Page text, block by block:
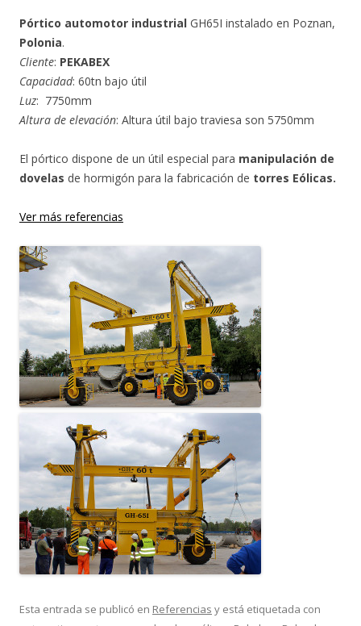
Pórtico automotor industrial GH65I instalado en Poznan,
Polonia.
Cliente: PEKABEX
Capacidad: 60tn bajo útil
Luz: 7750mm
Altura de elevación: Altura útil bajo traviesa son 5750mm
El pórtico dispone de un útil especial para manipulación de
dovelas de hormigón para la fabricación de torres Eólicas.
Ver más referencias
Esta entrada se publicó en Referencias y está etiquetada con